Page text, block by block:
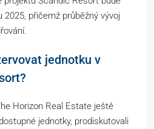
2025, přičemž průběžný vývoj
jednotku v
Horizon Real Estate ještě
jednotky, prodiskutovali